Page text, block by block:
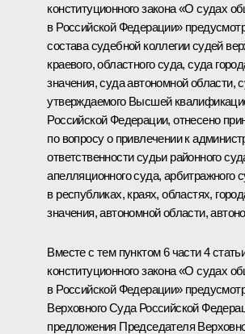
конституционного закона «О судах
в Российской Федерации»
состава судебной коллегии судей
краевого, областного суда, суда
значения, суда автономной области,
утверждаемого Высшей
Российской Федерации, отнесено
по вопросу о привлечении к
ответственности судьи районного
апелляционного суда, арбитражного
в республиках, краях, областях,
значения, автономной области,
Вместе с тем пунктом 6 части 4
конституционного закона «О судах
в Российской Федерации»
Верховного Суда Российской
предложения Председателя